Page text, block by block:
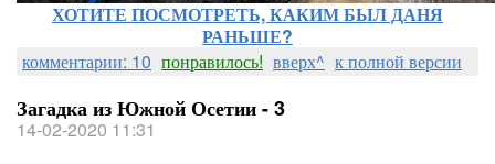
ХОТИТЕ ПОСМОТРЕТЬ, КАКИМ БЫЛ ДАНЯ
РАНЬШЕ?
комментарии: 10 понравилось! вверх^ к полной версии
Загадка из Южной Осетии - 3
14-02-2020 11:31